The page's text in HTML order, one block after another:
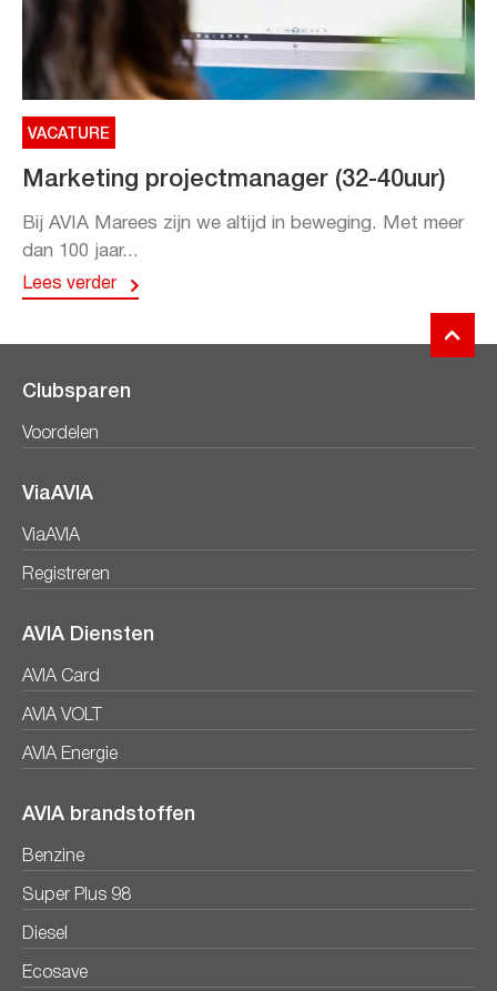
VACATURE
Marketing projectmanager (32-40uur)
Bij AVIA Marees zijn we altijd in beweging. Met meer
dan 100 jaar...
Lees verder
Clubsparen
Voordelen
ViaAVIA
ViaAVIA
Registreren
AVIA Diensten
AVIA Card
AVIA VOLT
AVIA Energie
AVIA brandstoffen
Benzine
Super Plus 98
Diesel
Ecosave